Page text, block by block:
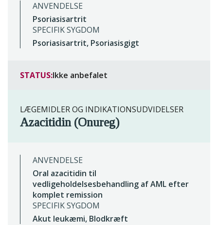
ANVENDELSE
Psoriasisartrit
SPECIFIK SYGDOM
Psoriasisartrit, Psoriasisgigt
STATUS:Ikke anbefalet
LÆGEMIDLER OG INDIKATIONSUDVIDELSER
Azacitidin (Onureg)
ANVENDELSE
Oral azacitidin til
vedligeholdelsesbehandling af AML efter
komplet remission
SPECIFIK SYGDOM
Akut leukæmi, Blodkræft